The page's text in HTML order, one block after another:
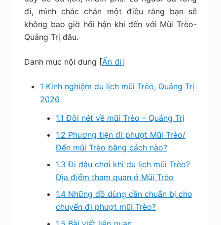
đi, mình chắc chắn một điều rằng bạn sẽ
không bao giờ hối hận khi đến với Mũi Trèo-
Quảng Trị đâu.
Danh mục nội dung [Ẩn đi]
1 Kinh nghiệm du lịch mũi Trèo, Quảng Trị
2026
1.1 Đôi nét về mũi Trèo – Quảng Trị
1.2 Phương tiện đi phượt Mũi Trèo/
Đến mũi Trèo bằng cách nào?
1.3 Đi đâu chơi khi du lịch mũi Trèo?
Địa điểm tham quan ở Mũi Trèo
1.4 Những đồ dùng cần chuẩn bị cho
chuyến đi phượt mũi Trèo?